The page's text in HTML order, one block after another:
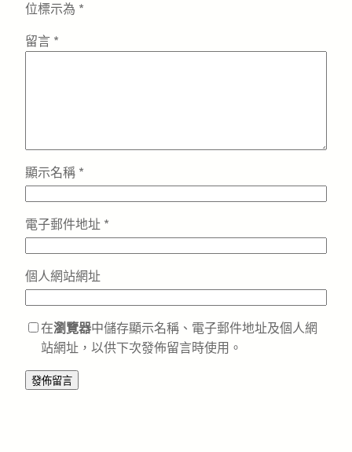
位標示為 *
留言 *
顯示名稱 *
電子郵件地址 *
個人網站網址
在瀏覽器中儲存顯示名稱、電子郵件地址及個人網
站網址，以供下次發佈留言時使用。